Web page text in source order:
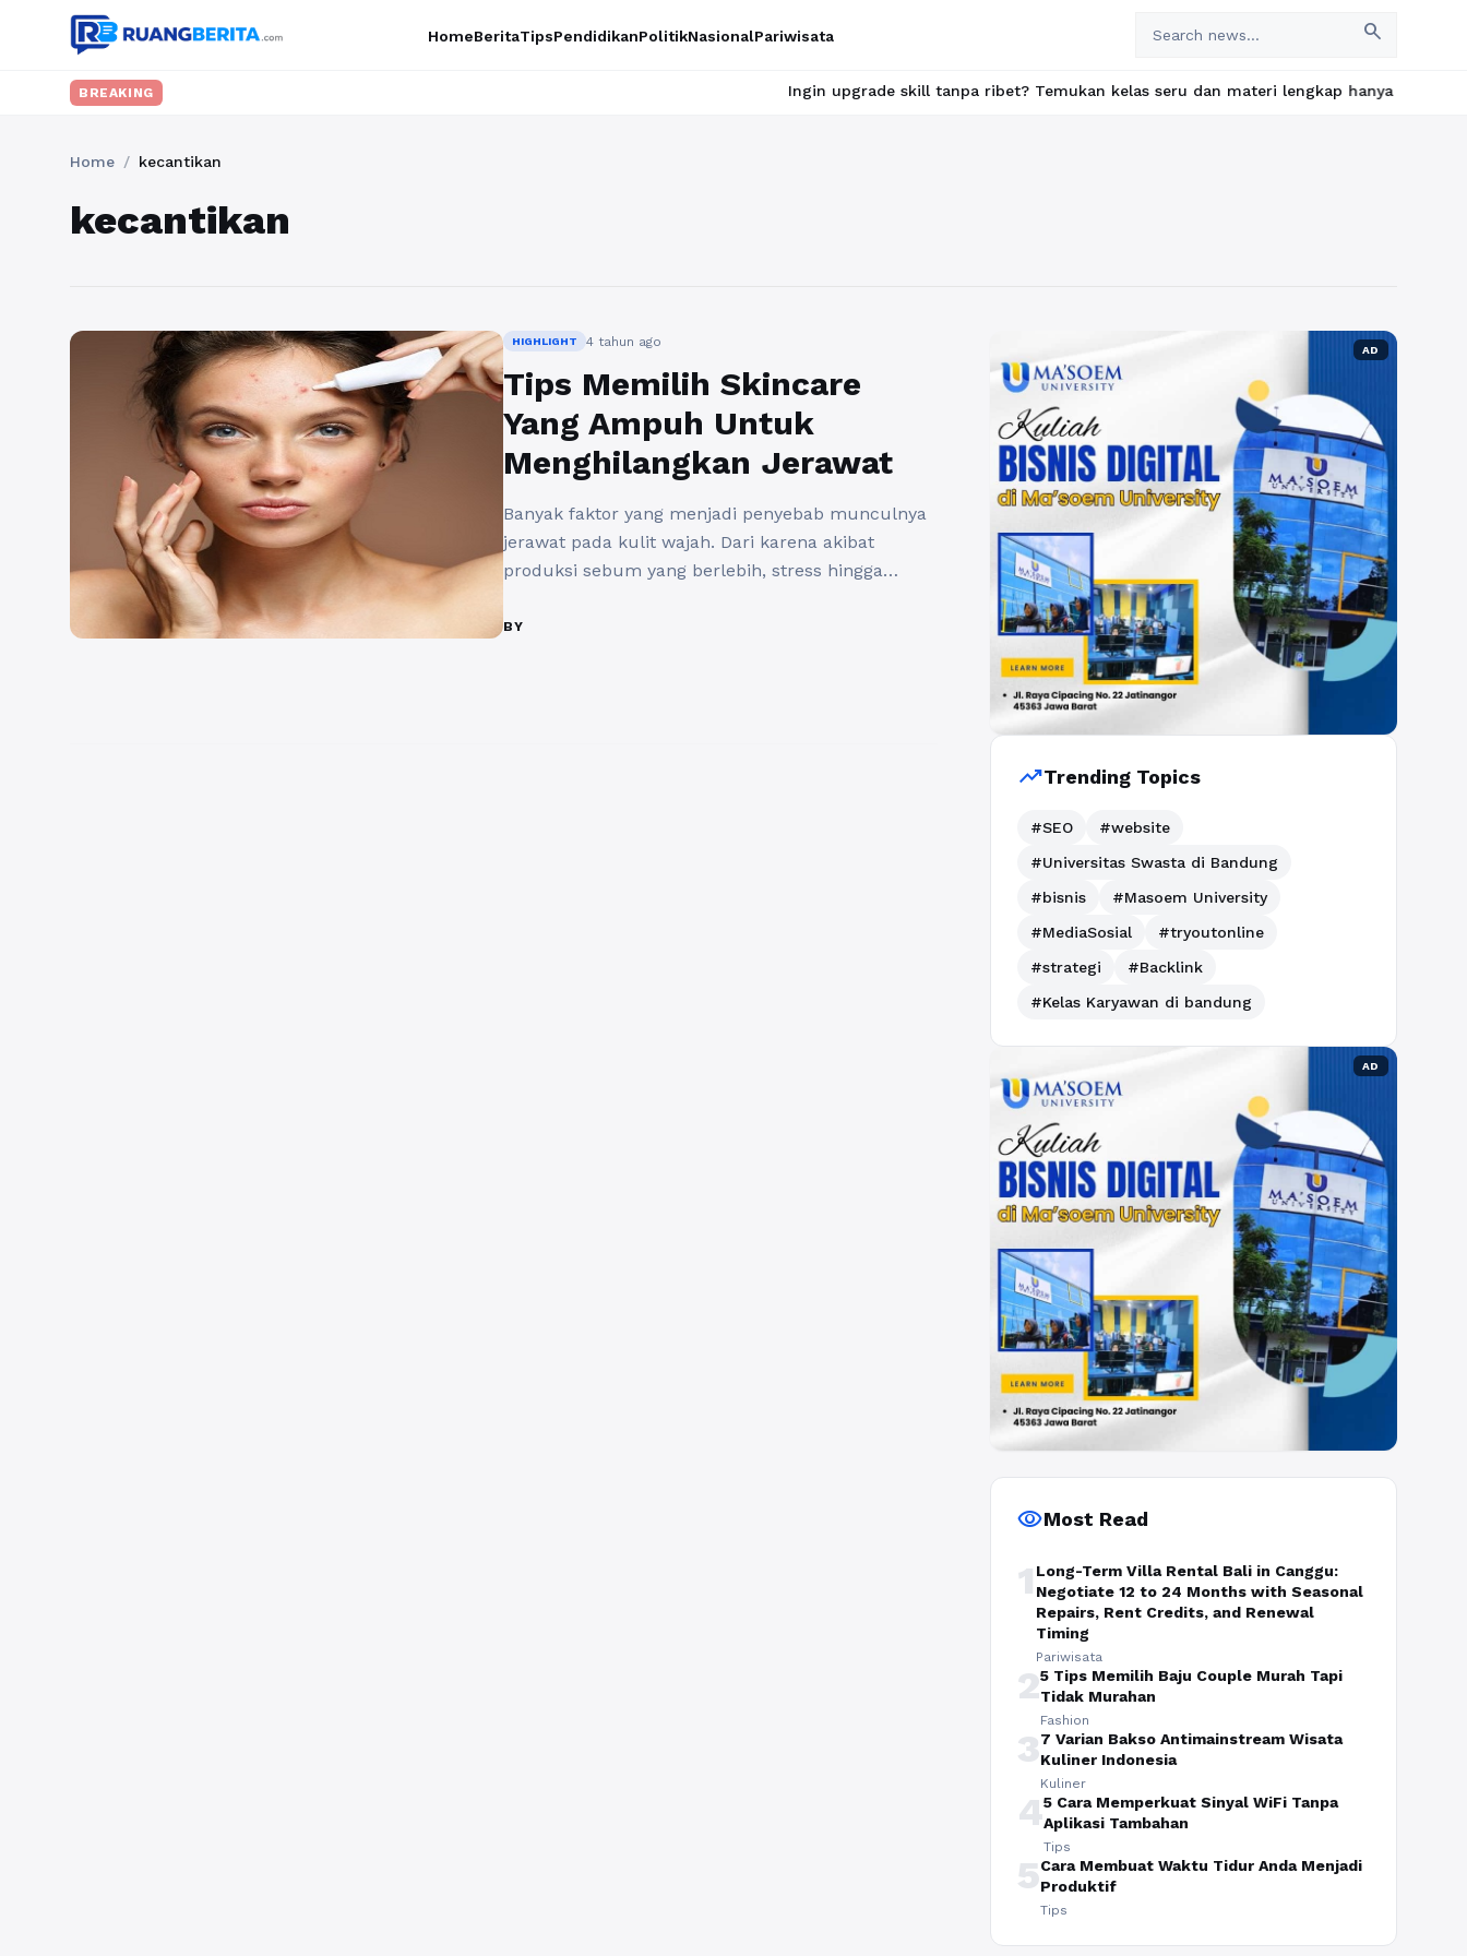
HomeBeritaTipsPendidikanPolitikNasionalPariwisata search
BREAKING Ingin upgrade skill tanpa ribet? Temukan kelas seru dan materi lengkap hanya di
Home / kecantikan
kecantikan
HIGHLIGHT 4 tahun ago
Tips Memilih Skincare
Yang Ampuh Untuk
Menghilangkan Jerawat
Banyak faktor yang menjadi penyebab munculnya
jerawat pada kulit wajah. Dari karena akibat
produksi sebum yang berlebih, stress hingga
memilih skincare yang tepat agar kondisi kulit
BY
AD
trending_upTrending Topics
#SEO
#website
#Universitas Swasta di Bandung
#bisnis
#Masoem University
#MediaSosial
#tryoutonline
#strategi
#Backlink
#Kelas Karyawan di bandung
AD
visibilityMost Read
1 Long-Term Villa Rental Bali in Canggu:
Negotiate 12 to 24 Months with Seasonal
Repairs, Rent Credits, and Renewal
Timing
Pariwisata
25 Tips Memilih Baju Couple Murah Tapi
Tidak Murahan
Fashion
37 Varian Bakso Antimainstream Wisata
Kuliner Indonesia
Kuliner
45 Cara Memperkuat Sinyal WiFi Tanpa
Aplikasi Tambahan
Tips
5Cara Membuat Waktu Tidur Anda Menjadi
Produktif
Tips